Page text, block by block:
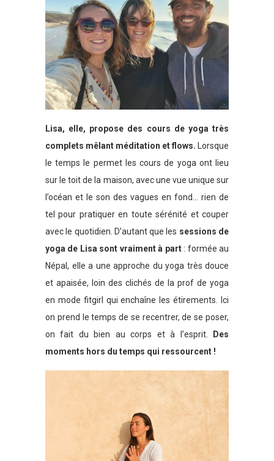
Lisa, elle, propose des cours de yoga très
complets mêlant méditation et flows. Lorsque
le temps le permet les cours de yoga ont lieu
sur le toit de la maison, avec une vue unique sur
l’océan et le son des vagues en fond… rien de
tel pour pratiquer en toute sérénité et couper
avec le quotidien. D’autant que les sessions de
yoga de Lisa sont vraiment à part: formée au
Népal, elle a une approche du yoga très douce
et apaisée, loin des clichés de la prof de yoga
en mode fitgirl qui enchaîne les étirements. Ici
on prend le temps de se recentrer, de se poser,
on fait du bien au corps et à l’esprit.
Des
moments hors du temps qui ressourcent !